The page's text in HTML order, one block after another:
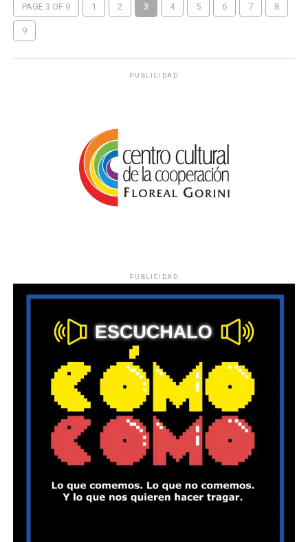
PAGE 3 OF 9 1 2 3 4 5 6 7 8
9
PUBLICIDAD
PUBLICIDAD